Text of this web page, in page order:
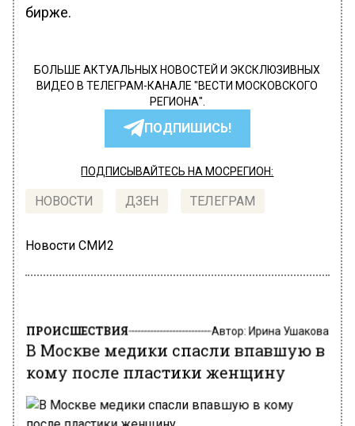
бирже.
БОЛЬШЕ АКТУАЛЬНЫХ НОВОСТЕЙ И ЭКСКЛЮЗИВНЫХ
ВИДЕО В ТЕЛЕГРАМ-КАНАЛЕ "ВЕСТИ МОСКОВСКОГО
РЕГИОНА".
ПОДПИШИСЬ!
ПОДПИСЫВАЙТЕСЬ НА МОСРЕГИОН:
НОВОСТИ ДЗЕН ТЕЛЕГРАМ
Новости СМИ2
ПРОИСШЕСТВИЯ Автор: Ирина Ушакова
В Москве медики спасли впавшую в
кому после пластики женщину